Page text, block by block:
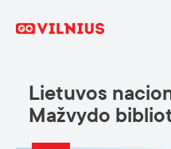
Lietuvos
Mažvydo